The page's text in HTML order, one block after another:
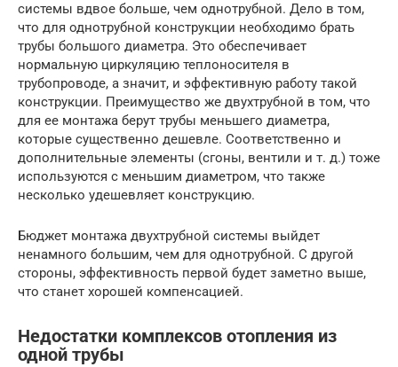
системы вдвое больше, чем однотрубной. Дело в том,
что для однотрубной конструкции необходимо брать
трубы большого диаметра. Это обеспечивает
нормальную циркуляцию теплоносителя в
трубопроводе, а значит, и эффективную работу такой
конструкции. Преимущество же двухтрубной в том, что
для ее монтажа берут трубы меньшего диаметра,
которые существенно дешевле. Соответственно и
дополнительные элементы (сгоны, вентили и т. д.) тоже
используются с меньшим диаметром, что также
несколько удешевляет конструкцию.
Бюджет монтажа двухтрубной системы выйдет
ненамного большим, чем для однотрубной. С другой
стороны, эффективность первой будет заметно выше,
что станет хорошей компенсацией.
Недостатки комплексов отопления из
одной трубы